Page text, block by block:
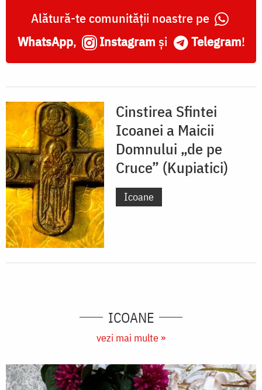
(Kupiatici)
Alătură-te comunității noastre pe
WhatsApp, Instagram și Telegram!
Cinstirea Sfintei
Icoanei a Maicii
Domnului „de pe
Cruce” (Kupiatici)
Icoane
ICOANE
vezi mai multe »